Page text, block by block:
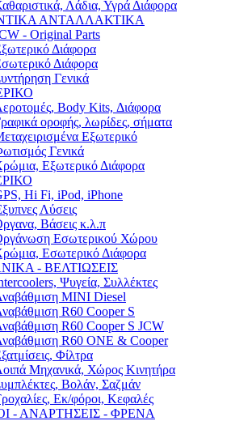
Λάδια, Υγρά Διάφορα
ΑΝΤΑΛΛΑΚΤΙΚΑ
- Original Parts
Διάφορα
Διάφορα
Γενικά
Body Kits, Διάφορα
οροφής, λωρίδες, σήματα
Εξωτερικό
Γενικά
Εξωτερικό Διάφορα
Hi Fi, iPod, iPhone
Λύσεις
Βάσεις κ.λ.π
Εσωτερικού Χώρου
Εσωτερικό Διάφορα
- ΒΕΛΤΙΩΣΕΙΣ
Ψυγεία, Συλλέκτες
MINI Diesel
R60 Cooper S
R60 Cooper S JCW
R60 ONE & Cooper
Φίλτρα
Μηχανικά, Χώρος Κινητήρα
Βολάν, Σαζμάν
Εκ/φόροι, Κεφαλές
- ΑΝΑΡΤΗΣΕΙΣ - ΦΡΕΝΑ